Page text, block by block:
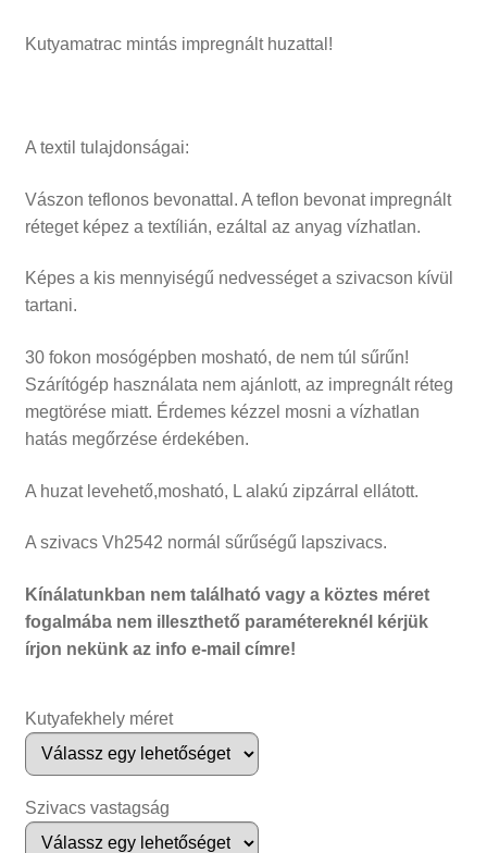
-
Kutyamatrac mintás impregnált huzattal!
A textil tulajdonságai:
Vászon teflonos bevonattal. A teflon bevonat impregnált
réteget képez a textílián, ezáltal az anyag vízhatlan.
Képes a kis mennyiségű nedvességet a szivacson kívül
tartani.
30 fokon mosógépben mosható, de nem túl sűrűn!
Szárítógép használata nem ajánlott, az impregnált réteg
megtörése miatt. Érdemes kézzel mosni a vízhatlan
hatás megőrzése érdekében.
A huzat levehető,mosható, L alakú zipzárral ellátott.
A szivacs Vh2542 normál sűrűségű lapszivacs.
Kínálatunkban nem található vagy a köztes méret
fogalmába nem illeszthető paramétereknél kérjük
írjon nekünk az info e-mail címre!
Kutyafekhely méret
Szivacs vastagság